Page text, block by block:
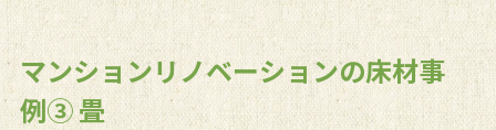
マンションリノベーションの床材事
例③ 畳